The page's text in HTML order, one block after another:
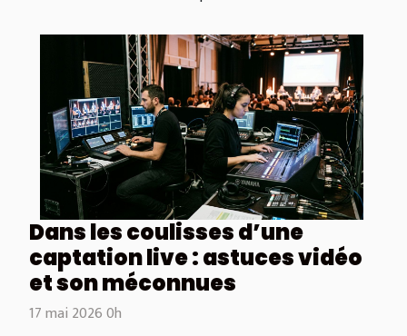
Dans les coulisses d’une
captation live : astuces vidéo
et son méconnues
17 mai 2026 0h